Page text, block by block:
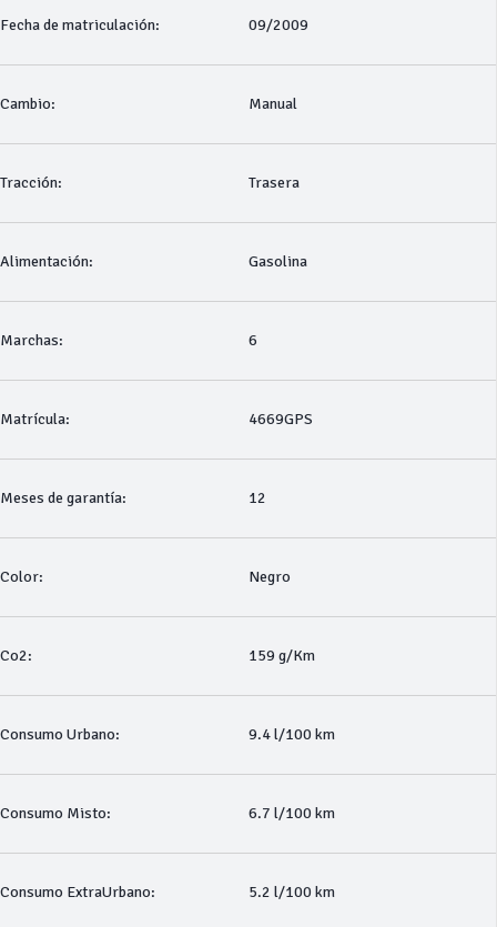
Fecha de matriculación: 09/2009
Cambio: Manual
Tracción: Trasera
Alimentación: Gasolina
Marchas: 6
Matrícula: 4669GPS
Meses de garantía: 12
Color: Negro
Co2: 159 g/Km
Consumo Urbano: 9.4 l/100 km
Consumo Misto: 6.7 l/100 km
Consumo ExtraUrbano: 5.2 l/100 km